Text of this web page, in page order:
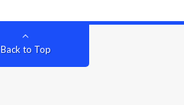
Back to Top